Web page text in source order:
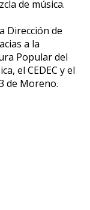
de música.
Dirección de
a la
Popular del
el CEDEC y el
de Moreno.